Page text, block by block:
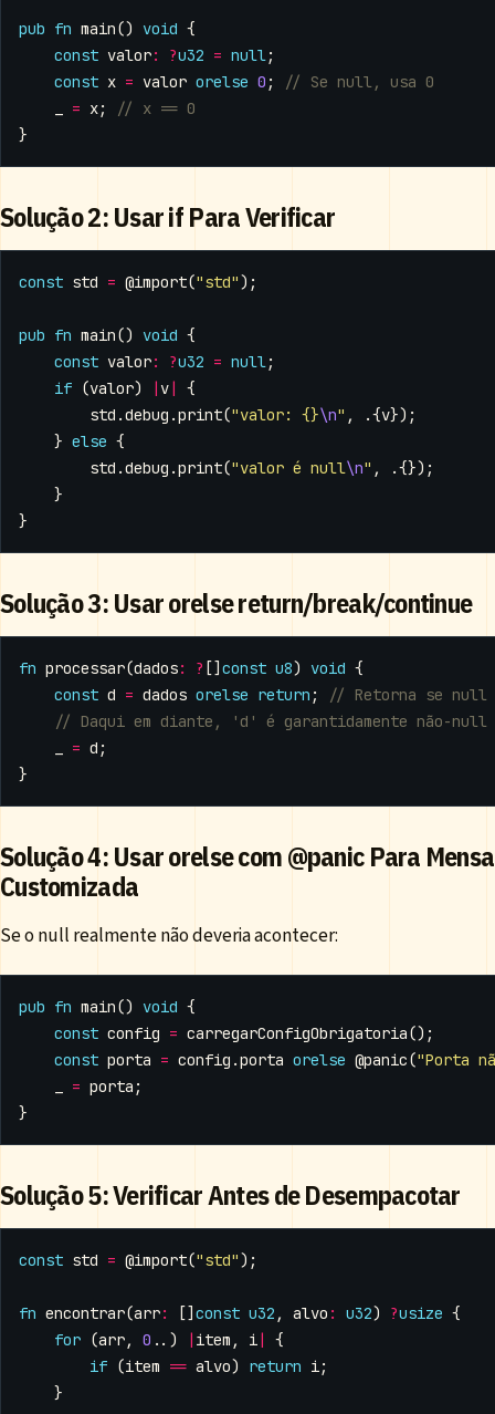
pub fn main() void {
const valor: ?u32 = null;
const x = valor orelse 0 ;
= x;
}
Solução 2: Usar if Para Verificar
const std = @import("std" );
pub fn main() void {
const valor: ?u32 = null;
if (valor) v
{
std .debug .print("valor: {}\n" , .{v});
} else {
std .debug .print("valor é null\n" ,
.{});
}
}
Solução 3: Usar orelse return/break/continue
fn processar(dados: ? [] const u8) void {
const d = dados orelse return ;
= d ;
}
Solução 4: Usar orelse com @panic Para
Customizada
Se o null realmente não deveria acontecer:
pub fn main() void {
const config = carregarConfigObrigatoria();
const porta = config .porta orelse @panic("Porta
= porta ;
}
Solução 5: Verificar Antes de Desempacotar
const std = @import("std");
fn encontrar(arr: [] const u32 , alvo : u32) ?usize {
for (arr, 0 ..) | item , i|
{
if (item == alvo) return i;
}